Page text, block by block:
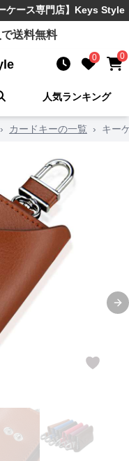
ケース専門店】Keys Style
送料無料
0 0
人気ランキング
› カードキーの一覧 › キー